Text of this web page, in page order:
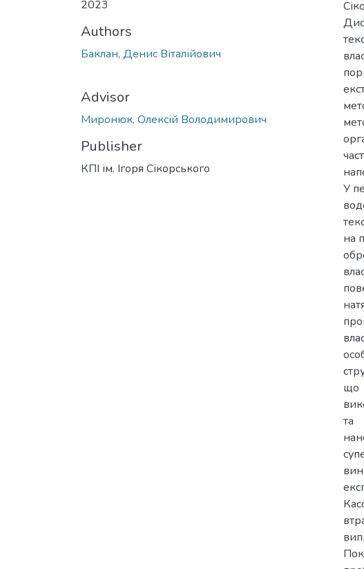
2023
Authors
Баклан, Денис Віталійович
Advisor
Миронюк, Олексій Володимирович
Publisher
КПІ ім. Ігоря Сікорського